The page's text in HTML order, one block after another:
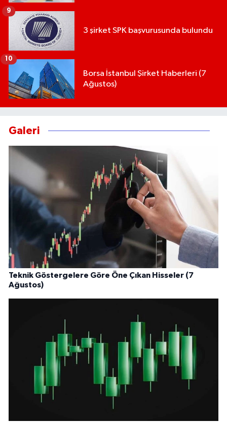
3 şirket SPK başvurusunda bulundu
9
Borsa İstanbul Şirket Haberleri (7
Ağustos)
10
Galeri
Teknik Göstergelere Göre Öne Çıkan Hisseler (7
Ağustos)